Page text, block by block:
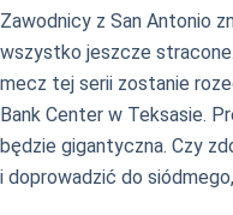
Zawodnicy z San Antonio
wszystko jeszcze
mecz tej serii zostanie
Bank Center w Teksasie.
będzie gigantyczna. Czy
i doprowadzić do